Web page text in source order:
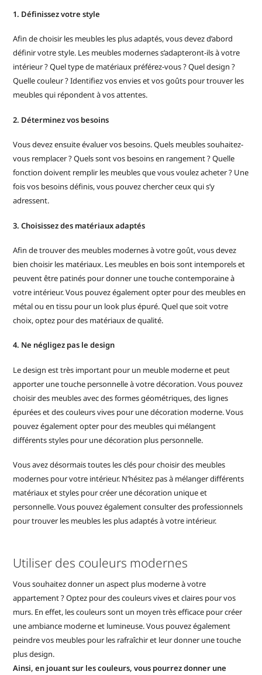
1. Définissez votre style
Afin de choisir les meubles les plus adaptés, vous devez d’abord
définir votre style. Les meubles modernes s’adapteront-ils à votre
intérieur ? Quel type de matériaux préférez-vous ? Quel design ?
Quelle couleur ? Identifiez vos envies et vos goûts pour trouver les
meubles qui répondent à vos attentes.
2. Déterminez vos besoins
Vous devez ensuite évaluer vos besoins. Quels meubles souhaitez-
vous remplacer ? Quels sont vos besoins en rangement ? Quelle
fonction doivent remplir les meubles que vous voulez acheter ? Une
fois vos besoins définis, vous pouvez chercher ceux qui s’y
adressent.
3. Choisissez des matériaux adaptés
Afin de trouver des meubles modernes à votre goût, vous devez
bien choisir les matériaux. Les meubles en bois sont intemporels et
peuvent être patinés pour donner une touche contemporaine à
votre intérieur. Vous pouvez également opter pour des meubles en
métal ou en tissu pour un look plus épuré. Quel que soit votre
choix, optez pour des matériaux de qualité.
4. Ne négligez pas le design
Le design est très important pour un meuble moderne et peut
apporter une touche personnelle à votre décoration. Vous pouvez
choisir des meubles avec des formes géométriques, des lignes
épurées et des couleurs vives pour une décoration moderne. Vous
pouvez également opter pour des meubles qui mélangent
différents styles pour une décoration plus personnelle.
Vous avez désormais toutes les clés pour choisir des meubles
modernes pour votre intérieur. N’hésitez pas à mélanger différents
matériaux et styles pour créer une décoration unique et
personnelle. Vous pouvez également consulter des professionnels
pour trouver les meubles les plus adaptés à votre intérieur.
Utiliser des couleurs modernes
Vous souhaitez donner un aspect plus moderne à votre
appartement ? Optez pour des couleurs vives et claires pour vos
murs. En effet, les couleurs sont un moyen très efficace pour créer
une ambiance moderne et lumineuse. Vous pouvez également
peindre vos meubles pour les rafraîchir et leur donner une touche
plus design.
Ainsi, en jouant sur les couleurs, vous pourrez donner une